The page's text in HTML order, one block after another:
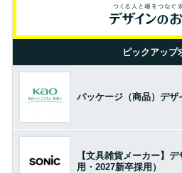
ピックアップ
パッケージ（商品）デザ
【文具雑貨メーカー】
用・2027新卒採用）